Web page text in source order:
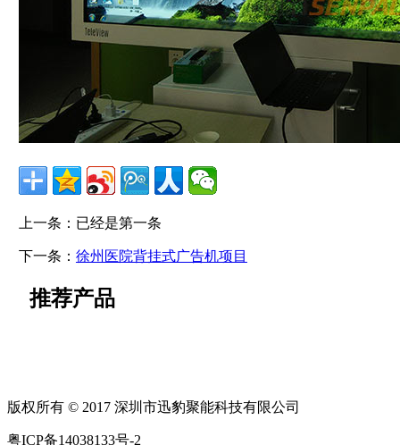
上一条：已经是第一条
下一条： 徐州医院背挂式广告机项目
推荐产品
版权所有 © 2017 深圳市迅豹聚能科技有限公司
粤ICP备14038133号-2